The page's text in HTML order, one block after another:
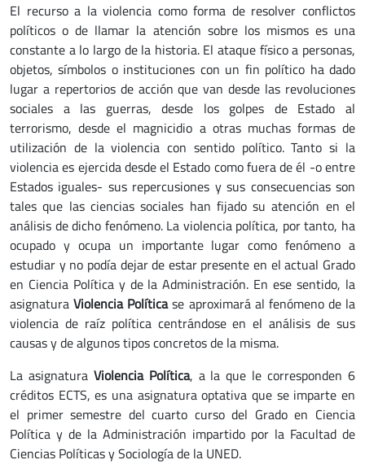
El recurso a la violencia como forma de resolver conflictos
políticos o de llamar la atención sobre los mismos es una
constante a lo largo de la historia. El ataque físico a personas,
objetos, símbolos o instituciones con un fin político ha dado
lugar a repertorios de acción que van desde las revoluciones
sociales a las guerras, desde los golpes de Estado al
terrorismo, desde el magnicidio a otras muchas formas de
utilización de la violencia con sentido político. Tanto si la
violencia es ejercida desde el Estado como fuera de él -o entre
Estados iguales- sus repercusiones y sus consecuencias son
tales que las ciencias sociales han fijado su atención en el
análisis de dicho fenómeno. La violencia política, por tanto, ha
ocupado y ocupa un importante lugar como fenómeno a
estudiar y no podía dejar de estar presente en el actual Grado
en Ciencia Política y de la Administración. En ese sentido, la
asignaturaViolencia Políticase aproximará al fenómeno de la
violencia de raíz política centrándose en el análisis de sus
causas y de algunos tipos concretos de la misma.
La asignatura Violencia Política, a la que le corresponden 6
créditos ECTS, es una asignatura optativa que se imparte en
el primer semestre del cuarto curso del Grado en Ciencia
Política y de la Administración impartido por la Facultad de
Ciencias Políticas y Sociología de la UNED.